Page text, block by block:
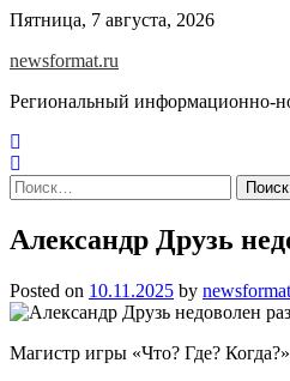
Skip
content
Пятница, 7 августа, 2026
newsformat.ru
Региональный информационно-
Найти:
Александр Друзь
Posted on 10.11.2025 by newsformat
Магистр игры «Что? Где? Когда?»